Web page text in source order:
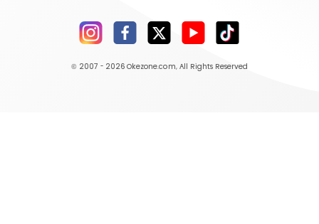
© 2007 - 2026 Okezone.com, All Rights Reserved